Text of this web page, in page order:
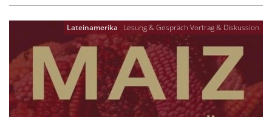
Lateinamerika Lesung & Gespräch Vortrag & Diskussion